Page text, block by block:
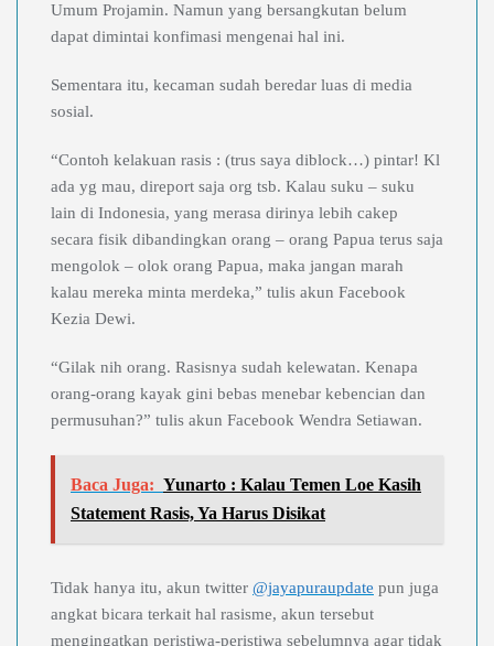
Umum Projamin. Namun yang bersangkutan belum
dapat dimintai konfimasi mengenai hal ini.
Sementara itu, kecaman sudah beredar luas di media
sosial.
“Contoh kelakuan rasis : (trus saya diblock…) pintar! Kl
ada yg mau, direport saja org tsb. Kalau suku – suku
lain di Indonesia, yang merasa dirinya lebih cakep
secara fisik dibandingkan orang – orang Papua terus saja
mengolok – olok orang Papua, maka jangan marah
kalau mereka minta merdeka,” tulis akun Facebook
Kezia Dewi.
“Gilak nih orang. Rasisnya sudah kelewatan. Kenapa
orang-orang kayak gini bebas menebar kebencian dan
permusuhan?” tulis akun Facebook Wendra Setiawan.
Baca Juga: Yunarto : Kalau Temen Loe Kasih
Statement Rasis, Ya Harus Disikat
Tidak hanya itu, akun twitter @jayapuraupdate pun juga
angkat bicara terkait hal rasisme, akun tersebut
mengingatkan peristiwa-peristiwa sebelumnya agar tidak